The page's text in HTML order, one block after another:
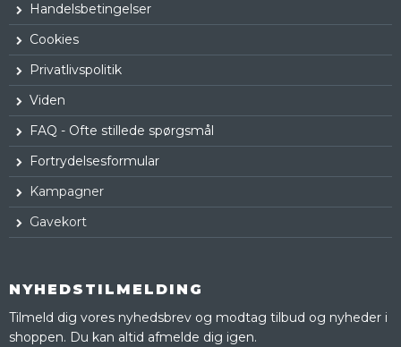
Handelsbetingelser
Cookies
Privatlivspolitik
Viden
FAQ - Ofte stillede spørgsmål
Fortrydelsesformular
Kampagner
Gavekort
NYHEDSTILMELDING
Tilmeld dig vores nyhedsbrev og modtag tilbud og nyheder i
shoppen. Du kan altid afmelde dig igen.